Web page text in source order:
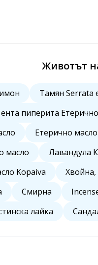
Животът
Тамян Serrata
пиперита
Етерично
масло Лавандула
Kopaiva Хвойна,
Смирна
лайка